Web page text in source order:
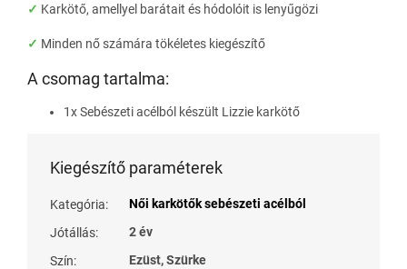
✓ Karkötő, amellyel barátait és hódolóit is lenyűgözi
✓ Minden nő számára tökéletes kiegészítő
A csomag tartalma:
1x Sebészeti acélból készült Lizzie karkötő
Kiegészítő paraméterek
Kategória:
Női karkötők sebészeti acélból
Jótállás:
2 év
Szín:
Ezüst, Szürke